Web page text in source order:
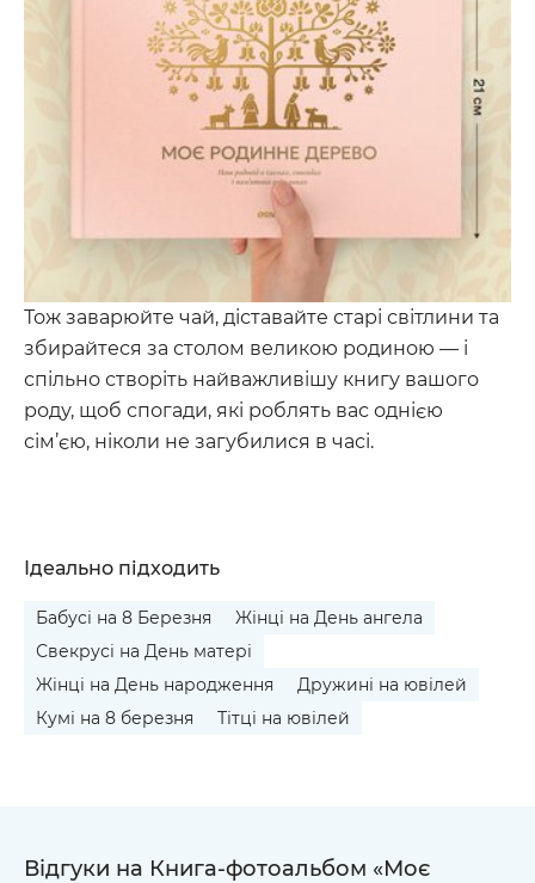
Тож заварюйте чай, діставайте старі світлини та
збирайтеся за столом великою родиною — і
спільно створіть найважливішу книгу вашого
роду, щоб спогади, які роблять вас однією
сім’єю, ніколи не загубилися в часі.
Ідеально підходить
Бабусі на 8 Березня
Жінці на День ангела
Свекрусі на День матері
Жінці на День народження
Дружині на ювілей
Кумі на 8 березня
Тітці на ювілей
Відгуки на Книга-фотоальбом «Моє